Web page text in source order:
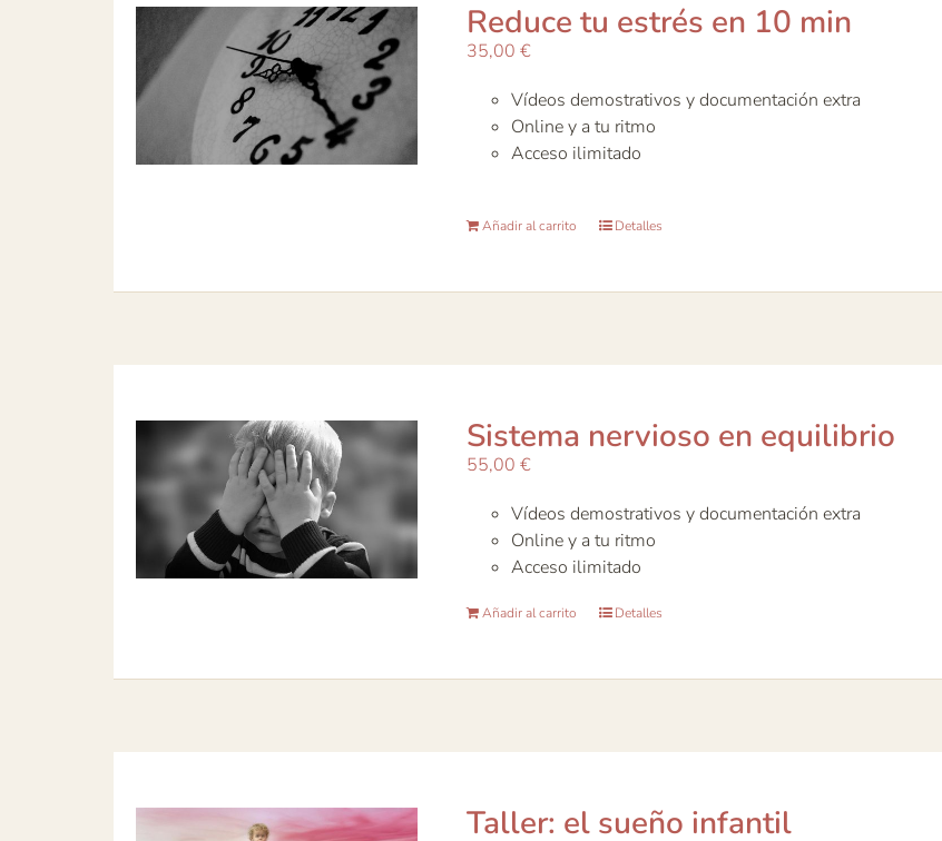
Reduce tu estrés en 10 min
35,00 €
Vídeos demostrativos y documentación extra
Online y a tu ritmo
Acceso ilimitado
Añadir al carrito Detalles
Sistema nervioso en equilibrio
55,00 €
Vídeos demostrativos y documentación extra
Online y a tu ritmo
Acceso ilimitado
Añadir al carrito Detalles
Taller: el sueño infantil